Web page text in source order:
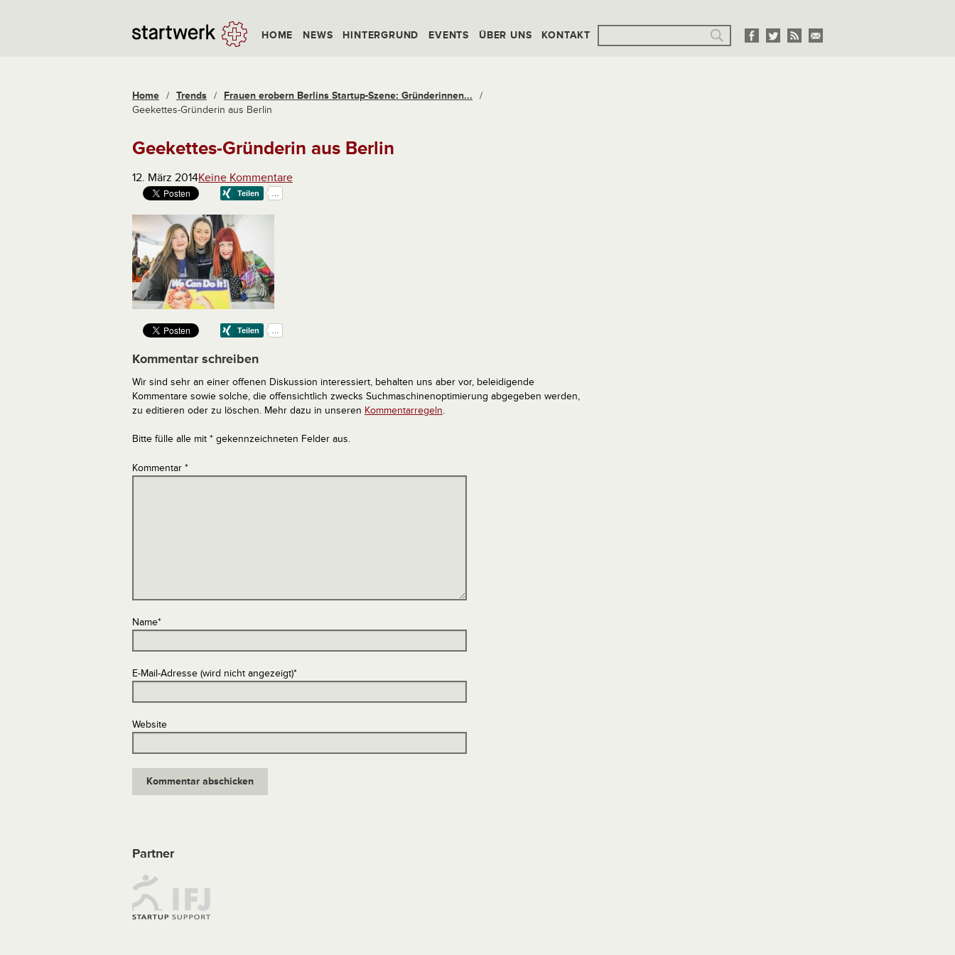
HOME NEWS HINTERGRUND EVENTS ÜBER UNS KONTAKT
Home / Trends / Frauen erobern Berlins Startup-Szene: Gründerinnen...
/
Geekettes-Gründerin aus Berlin
Geekettes-Gründerin aus Berlin
12. März 2014Keine Kommentare
Kommentar schreiben
Wir sind sehr an einer offenen Diskussion interessiert, behalten uns aber vor, beleidigende
Kommentare sowie solche, die offensichtlich zwecks Suchmaschinenoptimierung abgegeben werden,
zu editieren oder zu löschen. Mehr dazu in unseren Kommentarregeln.
Bitte fülle alle mit * gekennzeichneten Felder aus.
Kommentar *
Name*
E-Mail-Adresse (wird nicht angezeigt)*
Website
Partner